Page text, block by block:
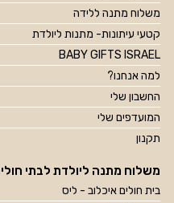
משלוח מתנה ללידה
קטעי עיתונות- מתנות ליולדת
BABY GIFTS ISRAEL
למה אנחנו?
החשבון שלי
המועדפים שלי
תקנון
משלוח מתנה ליולדת לבתי
בית חולים איכלוב - ליס